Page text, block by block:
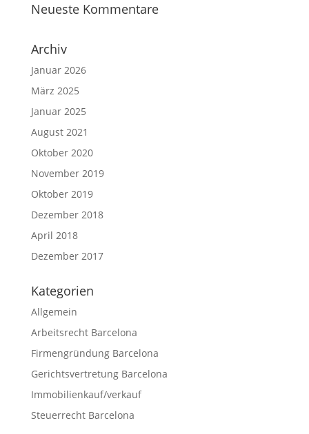
Neueste Kommentare
Archiv
Januar 2026
März 2025
Januar 2025
August 2021
Oktober 2020
November 2019
Oktober 2019
Dezember 2018
April 2018
Dezember 2017
Kategorien
Allgemein
Arbeitsrecht Barcelona
Firmengründung Barcelona
Gerichtsvertretung Barcelona
Immobilienkauf/verkauf
Steuerrecht Barcelona
Legalium | Recht und Steuern Spanien